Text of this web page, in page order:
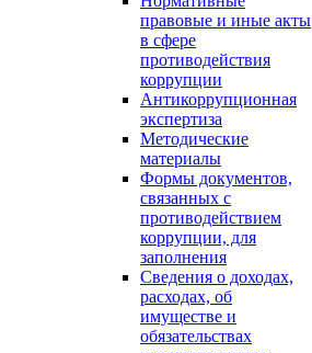
правовые и иные акты
в сфере
противодействия
коррупции
Антикоррупционная
экспертиза
Методические
материалы
Формы документов,
связанных с
противодействием
коррупции, для
заполнения
Сведения о доходах,
расходах, об
имуществе и
обязательствах